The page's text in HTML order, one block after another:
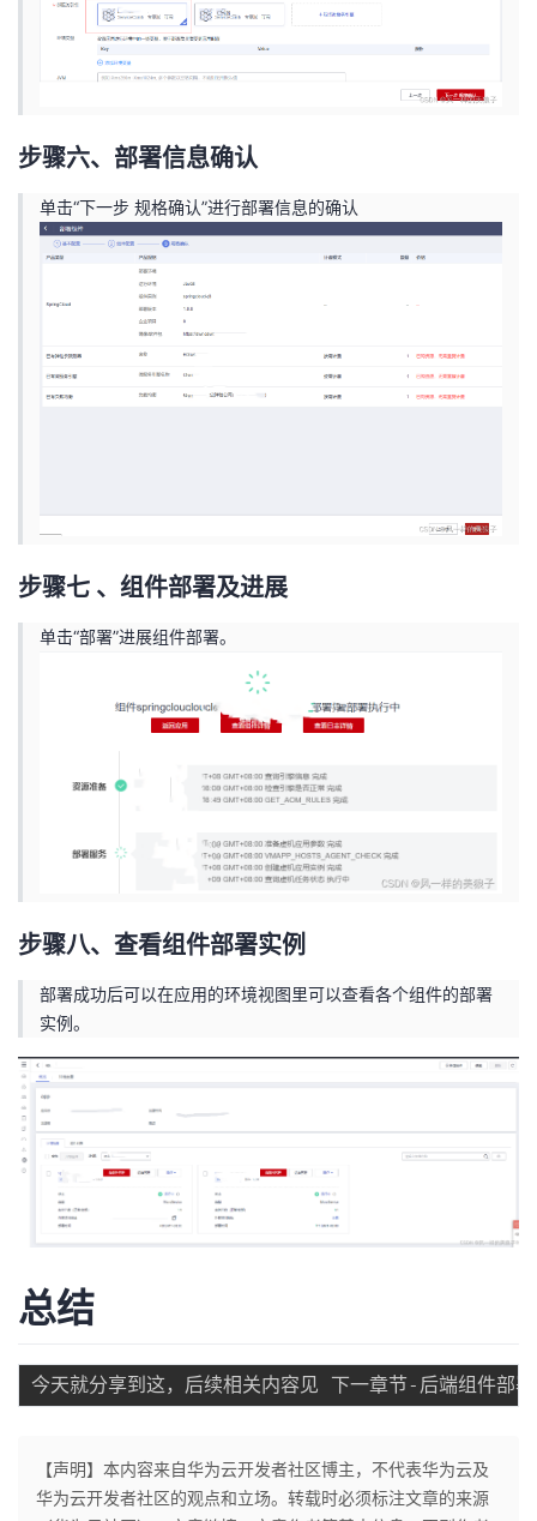
步骤六、部署信息确认
单击“下一步 规格确认”进行部署信息的确认
步骤七 、组件部署及进展
单击“部署”进展组件部署。
步骤八、查看组件部署实例
部署成功后可以在应用的环境视图里可以查看各个组件的部署
实例。
总结
今天就分享到这，后续相关内容见 下一章节-后端组件部
【声明】本内容来自华为云开发者社区博主，不代表华为云及
华为云开发者社区的观点和立场。转载时必须标注文章的来源